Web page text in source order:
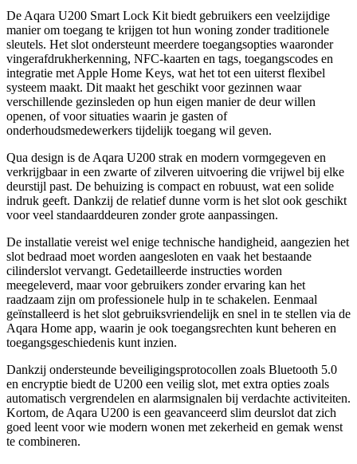
De Aqara U200 Smart Lock Kit biedt gebruikers een veelzijdige
manier om toegang te krijgen tot hun woning zonder traditionele
sleutels. Het slot ondersteunt meerdere toegangsopties waaronder
vingerafdrukherkenning, NFC-kaarten en tags, toegangscodes en
integratie met Apple Home Keys, wat het tot een uiterst flexibel
systeem maakt. Dit maakt het geschikt voor gezinnen waar
verschillende gezinsleden op hun eigen manier de deur willen
openen, of voor situaties waarin je gasten of
onderhoudsmedewerkers tijdelijk toegang wil geven.
Qua design is de Aqara U200 strak en modern vormgegeven en
verkrijgbaar in een zwarte of zilveren uitvoering die vrijwel bij elke
deurstijl past. De behuizing is compact en robuust, wat een solide
indruk geeft. Dankzij de relatief dunne vorm is het slot ook geschikt
voor veel standaarddeuren zonder grote aanpassingen.
De installatie vereist wel enige technische handigheid, aangezien het
slot bedraad moet worden aangesloten en vaak het bestaande
cilinderslot vervangt. Gedetailleerde instructies worden
meegeleverd, maar voor gebruikers zonder ervaring kan het
raadzaam zijn om professionele hulp in te schakelen. Eenmaal
geïnstalleerd is het slot gebruiksvriendelijk en snel in te stellen via de
Aqara Home app, waarin je ook toegangsrechten kunt beheren en
toegangsgeschiedenis kunt inzien.
Dankzij ondersteunde beveiligingsprotocollen zoals Bluetooth 5.0
en encryptie biedt de U200 een veilig slot, met extra opties zoals
automatisch vergrendelen en alarmsignalen bij verdachte activiteiten.
Kortom, de Aqara U200 is een geavanceerd slim deurslot dat zich
goed leent voor wie modern wonen met zekerheid en gemak wenst
te combineren.